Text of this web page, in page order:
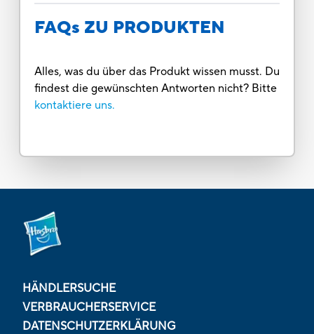
FAQs ZU PRODUKTEN
Alles, was du über das Produkt wissen musst. Du
findest die gewünschten Antworten nicht? Bitte
kontaktiere uns.
HÄNDLERSUCHE
VERBRAUCHERSERVICE
DATENSCHUTZERKLÄRUNG